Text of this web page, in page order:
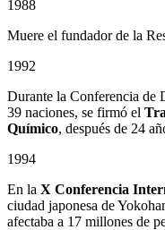
1988
Muere el fundador de la
1992
Durante la Conferencia de
39 naciones, se firmó el
Químico, después de 24
1994
En la X Conferencia
ciudad japonesa de
afectaba a 17 millones de